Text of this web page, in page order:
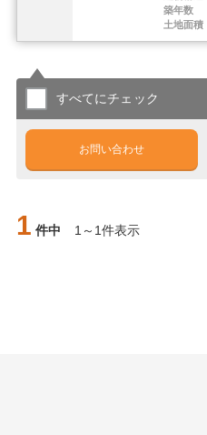
築年数
土地面積
すべてにチェック
お問い合わせ
1 件中 1～1件表示